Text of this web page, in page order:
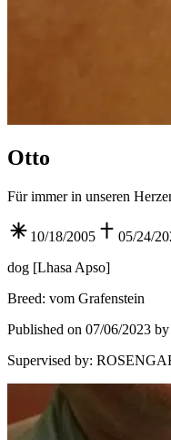
Otto
Für immer in unseren
10/18/2005
05/24/
dog [Lhasa Apso]
Breed: vom Grafenstein
Published on 07/06/2023
Supervised by: